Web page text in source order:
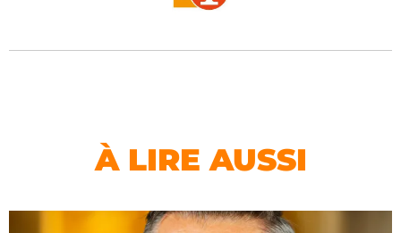
À LIRE AUSSI